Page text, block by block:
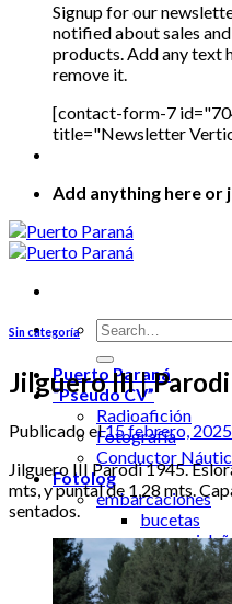
Signup for our
notified about sales
products. Add any text
remove it.
[contact-form-7
title="Newsletter
Add anything here or
Puerto Paraná
“Pseudo CV”
Radioafición
Fotografía
Conductor
Fotolog
embarcaciones
bucetas
canoas
gomones &
insulae
Sin categoría
Jilguero III |
Publicado el15 febrero, 2025
Jilguero III Parodi 1945.
mts, y puntal de 1,28 mts.
sentados.